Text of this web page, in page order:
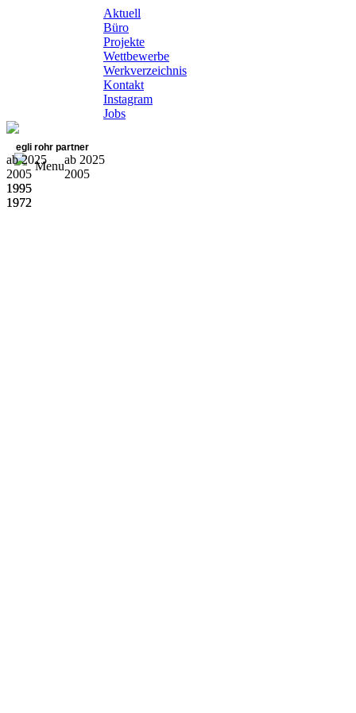
Aktuell
Büro
Projekte
Wettbewerbe
Werkverzeichnis
Kontakt
Instagram
Jobs
egli rohr partner
Menu
ab 2025
2005
1995
1972
ab 2025
2005
1995
1972